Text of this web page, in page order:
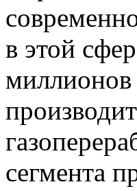
в этой
миллионов
сегмента